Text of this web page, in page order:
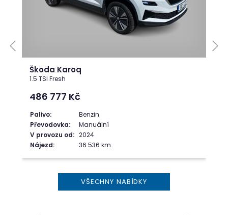
Škoda Karoq
1.5 TSI Fresh
486 777 Kč
Palivo:
Benzin
Převodovka:
Manuální
V provozu od: 2024
Nájezd:
36 536 km
VŠECHNY NABÍDKY